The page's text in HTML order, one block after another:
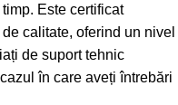
Este certificat
calitate, oferind un nivel
de suport tehnic
în care aveți întrebări